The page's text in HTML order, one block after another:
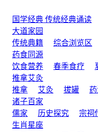
国学经典 传统经典诵读
大道家园
传统典籍
综合浏览区
药食同源
饮食营养
春季食疗
推拿艾灸
推拿
艾灸 拔罐
诸子百家
儒家
历史探究 宗祠
生肖星座